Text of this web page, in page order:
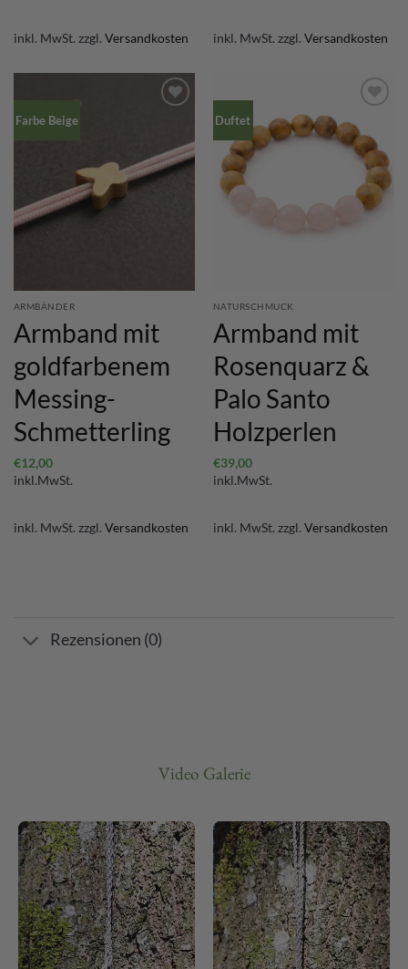
inkl. MwSt. zzgl. Versandkosten inkl. MwSt. zzgl. Versandkosten
Farbe Beige
ARMBÄNDER
Armband mit
goldfarbenem
Messing-
Schmetterling
€12,00
inkl.MwSt.
inkl. MwSt. zzgl. Versandkosten
Duftet
NATURSCHMUCK
Armband mit
Rosenquarz &
Palo Santo
Holzperlen
€39,00
inkl.MwSt.
inkl. MwSt. zzgl. Versandkosten
Rezensionen (0)
Video Galerie